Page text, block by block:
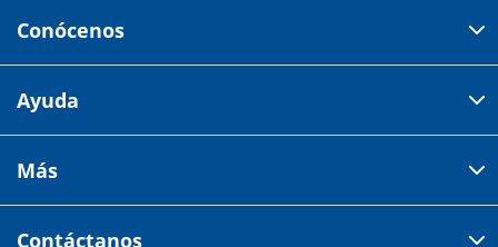
Conócenos
Av 18 de marzo # 309. Colonia la Nogalera.
Tiendas
Ayuda
Centro de ayuda
Más
Contáctanos